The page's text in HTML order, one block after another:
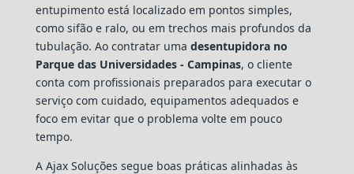
entupimento está localizado em pontos simples,
como sifão e ralo, ou em trechos mais profundos da
tubulação. Ao contratar uma desentupidora no
Parque das Universidades - Campinas, o cliente
conta com profissionais preparados para executar o
serviço com cuidado, equipamentos adequados e
foco em evitar que o problema volte em pouco
tempo.
A Ajax Soluções segue boas práticas alinhadas às